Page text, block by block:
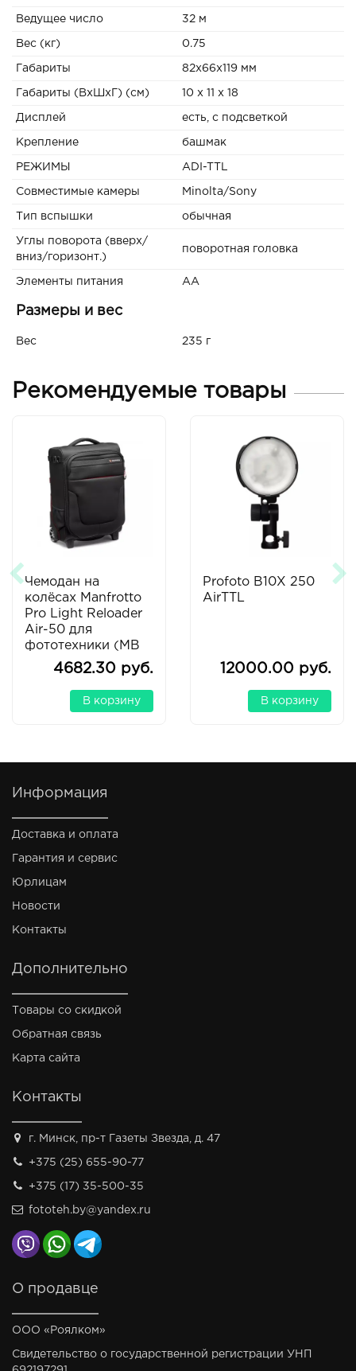
Ведущее число 32 м
Вес (кг) 0.75
Габариты 82x66x119 мм
Габариты (ВxШxГ) (см) 10 x 11 x 18
Дисплей есть, с подсветкой
Крепление башмак
РЕЖИМЫ ADI-TTL
Совместимые камеры Minolta/Sony
Тип вспышки обычная
Углы поворота (вверх/
вниз/горизонт.)
поворотная головка
Элементы питания AA
Размеры и вес
Вес 235 г
Рекомендуемые товары
Чемодан на
колёсах Manfrotto
Pro Light Reloader
Air-50 для
фототехники (MB
PL-RL-A50)
4682.30 руб.
В корзину
Profoto B10X 250
AirTTL
12000.00 руб.
В корзину
Информация
Доставка и оплата
Гарантия и сервис
Юрлицам
Новости
Контакты
Дополнительно
Товары со скидкой
Обратная связь
Карта сайта
Контакты
г. Минск, пр-т Газеты Звезда, д. 47
+375 (25) 655-90-77
+375 (17) 35-500-35
fototeh.by@yandex.ru
О продавце
ООО «Роялком»
Свидетельство о государственной регистрации УНП